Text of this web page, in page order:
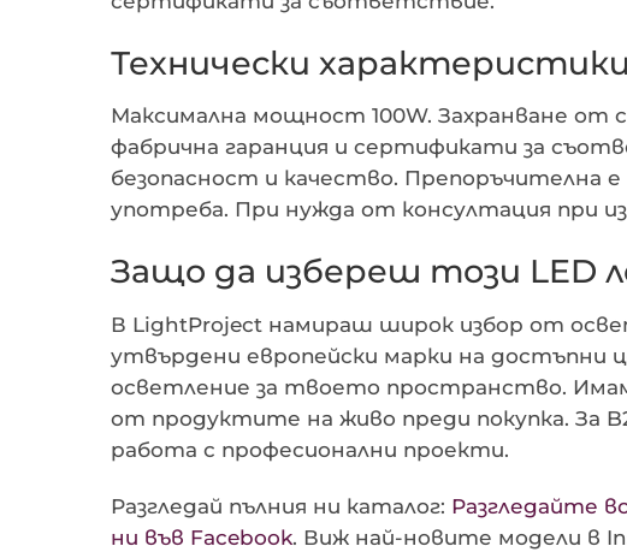
Технически характеристики
Максимална мощност 100W. Захранване от
фабрична гаранция и сертификати за
безопасност и качество. Препоръчителна
употреба. При нужда от консултация при
Защо да избереш този LED
В LightProject намираш широк избор от
утвърдени европейски марки на достъпни
осветление за твоето пространство.
от продуктите на живо преди покупка. За
работа с професионални проекти.
Разгледай пълния ни каталог: Разгледайте
ни във Facebook. Виж най-новите модели в